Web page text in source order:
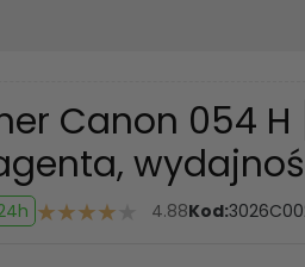
Canon 054 H
4.88Kod: